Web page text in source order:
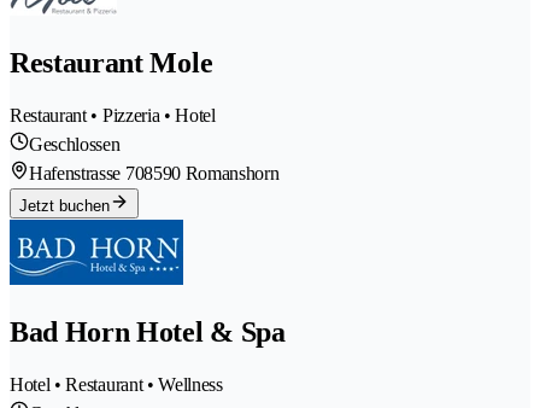
Restaurant Mole
Restaurant • Pizzeria • Hotel
Geschlossen
Hafenstrasse 708590 Romanshorn
Jetzt buchen
Bad Horn Hotel & Spa
Hotel • Restaurant • Wellness